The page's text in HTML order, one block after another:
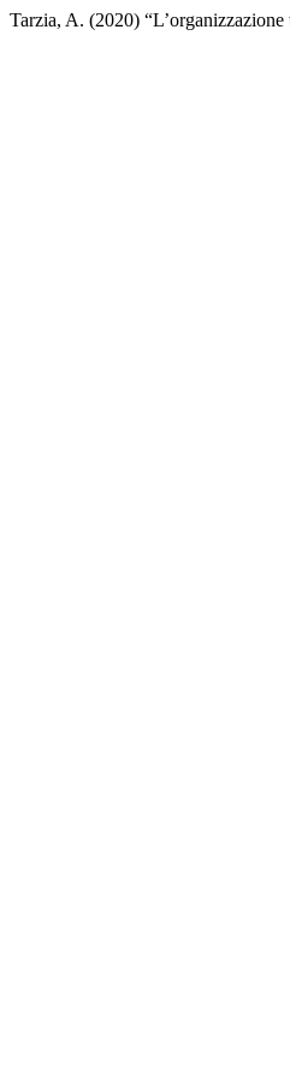
Tarzia, A. (2020)